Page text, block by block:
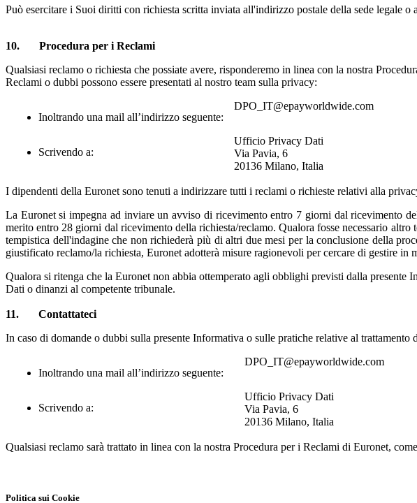
Può esercitare i Suoi diritti con richiesta scritta inviata all'indirizzo postale della sede legale o
10. Procedura per i Reclami
Qualsiasi reclamo o richiesta che possiate avere, risponderemo in linea con la nostra
Reclami o dubbi possono essere presentati al nostro team sulla privacy:
Inoltrando una mail all’indirizzo seguente:
DPO_IT@epayworldwide.com
Scrivendo a:
Ufficio Privacy Dati
Via Pavia, 6
20136 Milano, Italia
I dipendenti della Euronet sono tenuti a indirizzare tutti i reclami o richieste relativi alla
La Euronet si impegna ad inviare un avviso di ricevimento entro 7 giorni dal ricevimento
merito entro 28 giorni dal ricevimento della richiesta/reclamo. Qualora fosse necessario
tempistica dell'indagine che non richiederà più di altri due mesi per la conclusione della
giustificato reclamo/la richiesta, Euronet adotterà misure ragionevoli per cercare di gestire in
Qualora si ritenga che la Euronet non abbia ottemperato agli obblighi previsti dalla
Dati o dinanzi al competente tribunale.
11. Contattateci
In caso di domande o dubbi sulla presente Informativa o sulle pratiche relative al trattamento
Inoltrando una mail all’indirizzo seguente:
DPO_IT@epayworldwide.com
Scrivendo a:
Ufficio Privacy Dati
Via Pavia, 6
20136 Milano, Italia
Qualsiasi reclamo sarà trattato in linea con la nostra Procedura per i Reclami di Euronet,
Politica sui Cookie